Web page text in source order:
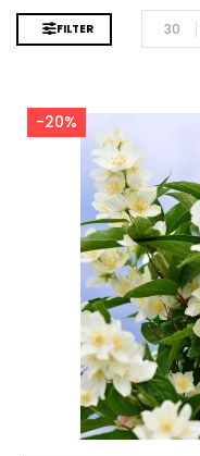
FILTER 30
-20%